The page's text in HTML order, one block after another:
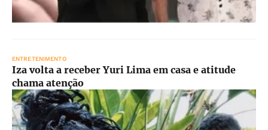
ENTRETENIMENTO
Iza volta a receber Yuri Lima em casa e atitude
chama atenção